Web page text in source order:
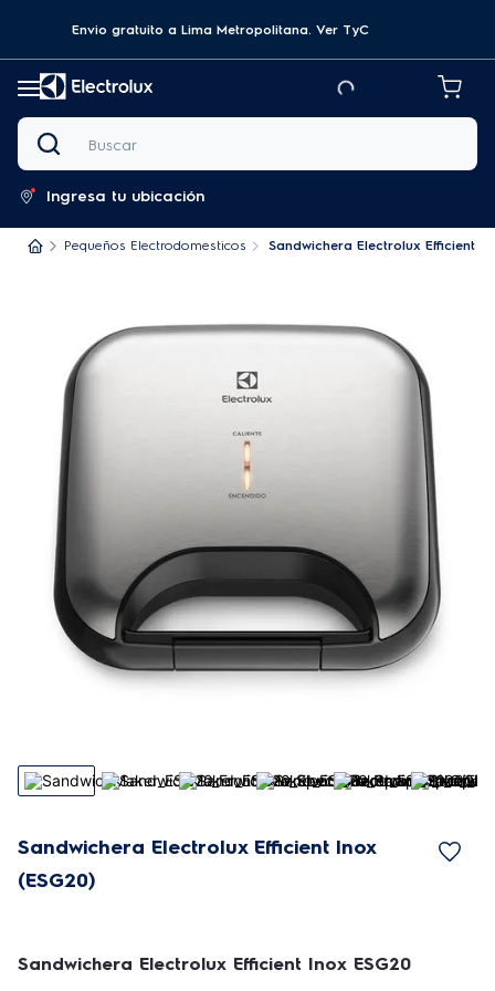
Envio gratuito a Lima Metropolitana. Ver TyC
Buscar
Ingresa tu ubicación
Pequeños Electrodomesticos Sandwichera Electrolux Efficient
Sandwichera Electrolux Efficient Inox
(ESG20)
Sandwichera Electrolux Efficient Inox ESG20